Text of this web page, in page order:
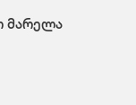
მარელა